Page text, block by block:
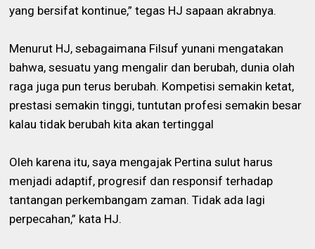
yang bersifat kontinue,” tegas HJ sapaan akrabnya.
Menurut HJ, sebagaimana Filsuf yunani mengatakan
bahwa, sesuatu yang mengalir dan berubah, dunia olah
raga juga pun terus berubah. Kompetisi semakin ketat,
prestasi semakin tinggi, tuntutan profesi semakin besar
kalau tidak berubah kita akan tertinggal
Oleh karena itu, saya mengajak Pertina sulut harus
menjadi adaptif, progresif dan responsif terhadap
tantangan perkembangam zaman. Tidak ada lagi
perpecahan,” kata HJ.